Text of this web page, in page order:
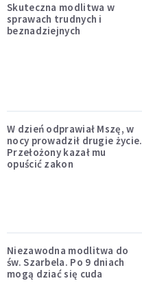
Skuteczna modlitwa w
sprawach trudnych i
beznadziejnych
W dzień odprawiał Mszę, w
nocy prowadził drugie życie.
Przełożony kazał mu
opuścić zakon
Niezawodna modlitwa do
św. Szarbela. Po 9 dniach
mogą dziać się cuda